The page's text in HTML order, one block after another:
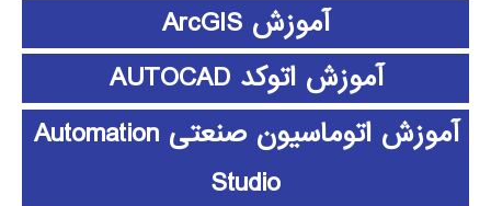
آموزش ArcGIS
آموزش اتوکد AUTOCAD
آموزش اتوماسیون صنعتی Automation
Studio